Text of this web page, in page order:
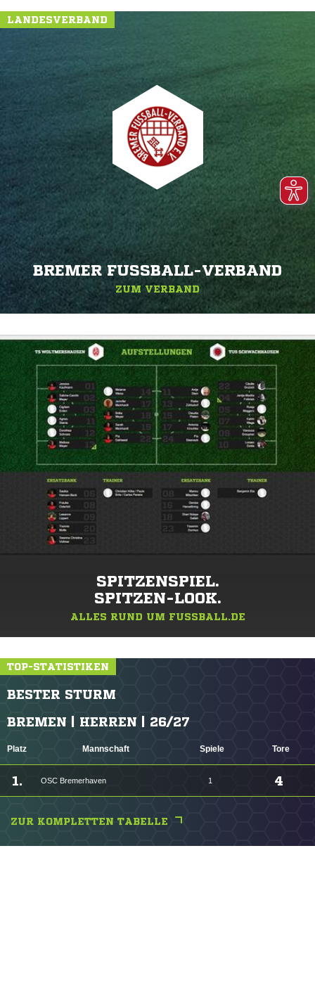
LANDESVERBAND
BREMER FUSSBALL-VERBAND
ZUM VERBAND
SPITZENSPIEL.
SPITZEN-LOOK.
ALLES RUND UM FUSSBALL.DE
TOP-STATISTIKEN
BESTER STURM
BREMEN | HERREN | 26/27
Platz Mannschaft Spiele Tore
1. OSC Bremerhaven 1 4
ZUR KOMPLETTEN TABELLE